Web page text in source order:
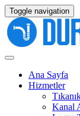
Toggle navigation
Ana Sayfa
Hizmetler
Kanal